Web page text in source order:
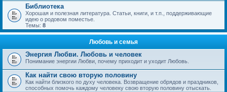
Библиотека
Хорошая и полезная литература. Статьи, книги, и т.п., поддерживающие
идею о родовом поместье.
Темы: 8
Любовь и семья
Энергия Любви. Любовь и человек
Понимание энергии Любви, почему приходит и уходит Любовь.
Как найти свою вторую половину
Как найти близкого по духу человека. Возвращение обрядов и праздников,
способных помочь каждому человеку свою вторую половину отыскать.